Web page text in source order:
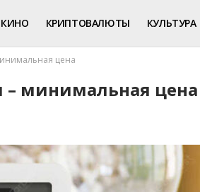
КИНО КРИПТОВАЛЮТЫ КУЛЬТУРА
цена
– минимальная цена